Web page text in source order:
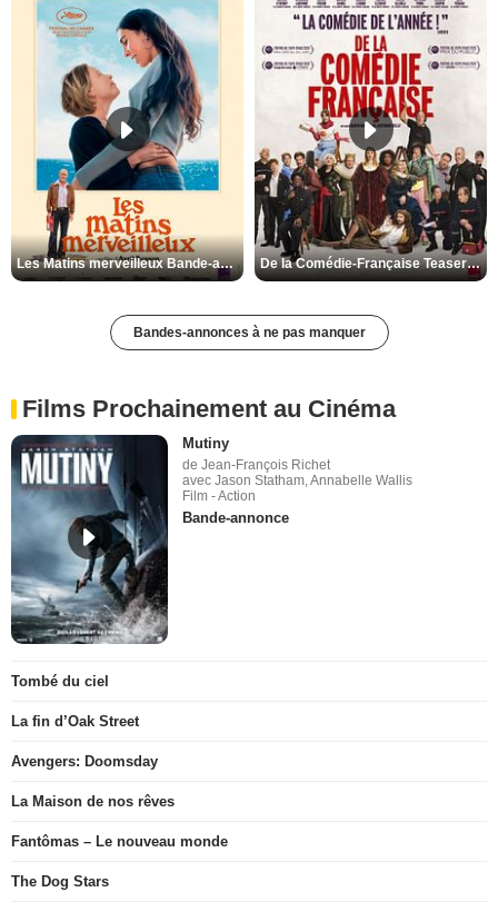
Les Matins merveilleux Bande-annonce VF De la Comédie-Française Teaser VF
Bandes-annonces à ne pas manquer
Films Prochainement au Cinéma
Mutiny
de Jean-François Richet
avec Jason Statham, Annabelle Wallis
Film - Action
Bande-annonce
Tombé du ciel
La fin d’Oak Street
Avengers: Doomsday
La Maison de nos rêves
Fantômas – Le nouveau monde
The Dog Stars